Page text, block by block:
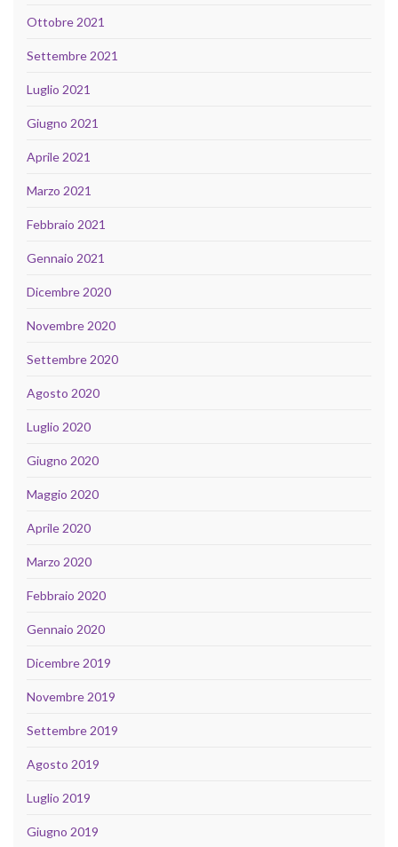
Ottobre 2021
Settembre 2021
Luglio 2021
Giugno 2021
Aprile 2021
Marzo 2021
Febbraio 2021
Gennaio 2021
Dicembre 2020
Novembre 2020
Settembre 2020
Agosto 2020
Luglio 2020
Giugno 2020
Maggio 2020
Aprile 2020
Marzo 2020
Febbraio 2020
Gennaio 2020
Dicembre 2019
Novembre 2019
Settembre 2019
Agosto 2019
Luglio 2019
Giugno 2019